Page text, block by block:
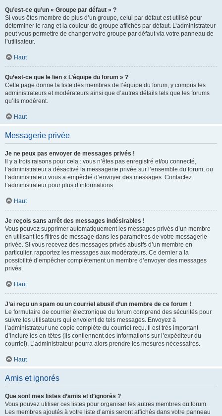
Qu’est-ce qu’un « Groupe par défaut » ?
Si vous êtes membre de plus d’un groupe, celui par défaut est utilisé pour
déterminer le rang et la couleur de groupe affichés par défaut. L’administrateur
peut vous permettre de changer votre groupe par défaut via votre panneau de
l’utilisateur.
Haut
Qu’est-ce que le lien « L’équipe du forum » ?
Cette page donne la liste des membres de l’équipe du forum, y compris les
administrateurs et modérateurs ainsi que d’autres détails tels que les forums
qu’ils modèrent.
Haut
Messagerie privée
Je ne peux pas envoyer de messages privés !
Il y a trois raisons pour cela : vous n’êtes pas enregistré et/ou connecté,
l’administrateur a désactivé la messagerie privée sur l’ensemble du forum, ou
l’administrateur vous a empêché d’envoyer des messages. Contactez
l’administrateur pour plus d’informations.
Haut
Je reçois sans arrêt des messages indésirables !
Vous pouvez supprimer automatiquement les messages privés d’un membre
en utilisant les filtres de message dans les paramètres de votre messagerie
privée. Si vous recevez des messages privés abusifs d’un membre en
particulier, rapportez les messages aux modérateurs. Ce dernier a la
possibilité d’empêcher complètement un membre d’envoyer des messages
privés.
Haut
J’ai reçu un spam ou un courriel abusif d’un membre de ce forum !
Le formulaire de courrier électronique du forum comprend des sécurités pour
suivre les utilisateurs qui envoient de tels messages. Envoyez à
l’administrateur une copie complète du courriel reçu. Il est très important
d’inclure les en-têtes (ils contiennent des informations sur l’expéditeur du
courriel). L’administrateur pourra alors prendre les mesures nécessaires.
Haut
Amis et ignorés
Que sont mes listes d’amis et d’ignorés ?
Vous pouvez utiliser ces listes pour organiser les autres membres du forum.
Les membres ajoutés à votre liste d’amis seront affichés dans votre panneau